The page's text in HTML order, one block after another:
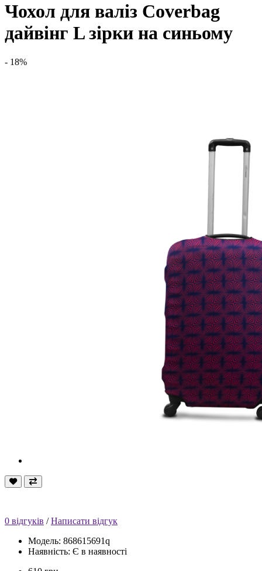
Чохол для валіз Coverbag
дайвінг L зірки на синьому
- 18%
0 відгуків /Написати відгук
Модель: 868615691q
Наявність: Є в наявності